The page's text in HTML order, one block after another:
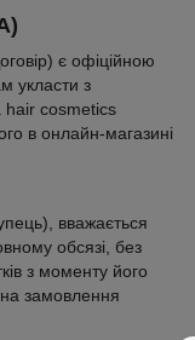
є офіційною
укласти з
hair cosmetics
в онлайн-магазині
вважається
обсязі, без
з моменту його
замовлення